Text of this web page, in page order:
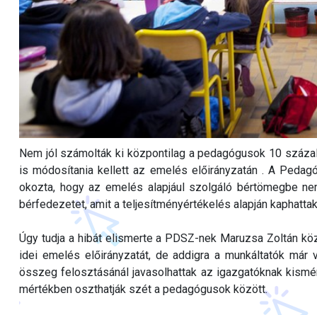
Nem jól számolták ki központilag a pedagógusok 10
is módosítania kellett az emelés előirányzatán . A
okozta, hogy az emelés alapjául szolgáló bértömegbe
bérfedezetet, amit a teljesítményértékelés alapján
Úgy tudja a hibát elismerte a PDSZ-nek Maruzsa Zoltán
idei emelés előirányzatát, de addigra a munkáltatók
összeg felosztásánál javasolhattak az igazgatóknak
mértékben oszthatják szét a pedagógusok között.